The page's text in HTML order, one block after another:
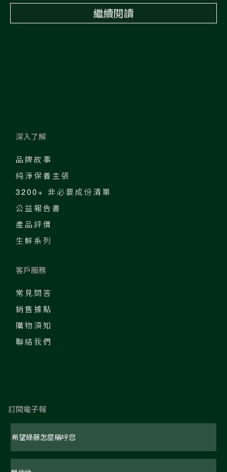
繼續閱讀
深入了解
品牌故事
純淨保養主張
3200+ 非必要成份清單
公益報告書
產品評價
生鮮系列
客戶服務
常見問答
銷售據點
購物須知
聯絡我們
訂閱電子報